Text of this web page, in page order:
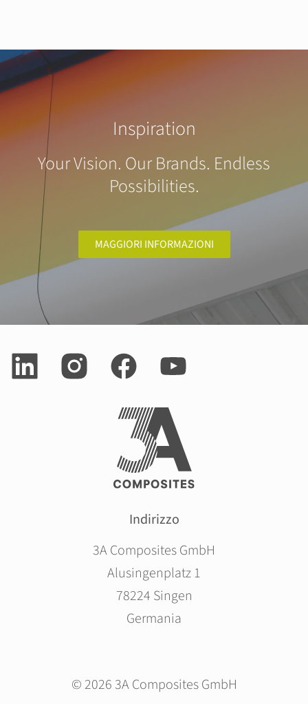
Inspiration
Your Vision. Our Brands. Endless
Possibilities.
MAGGIORI INFORMAZIONI
Indirizzo
3A Composites GmbH
Alusingenplatz 1
78224 Singen
Germania
© 2026 3A Composites GmbH